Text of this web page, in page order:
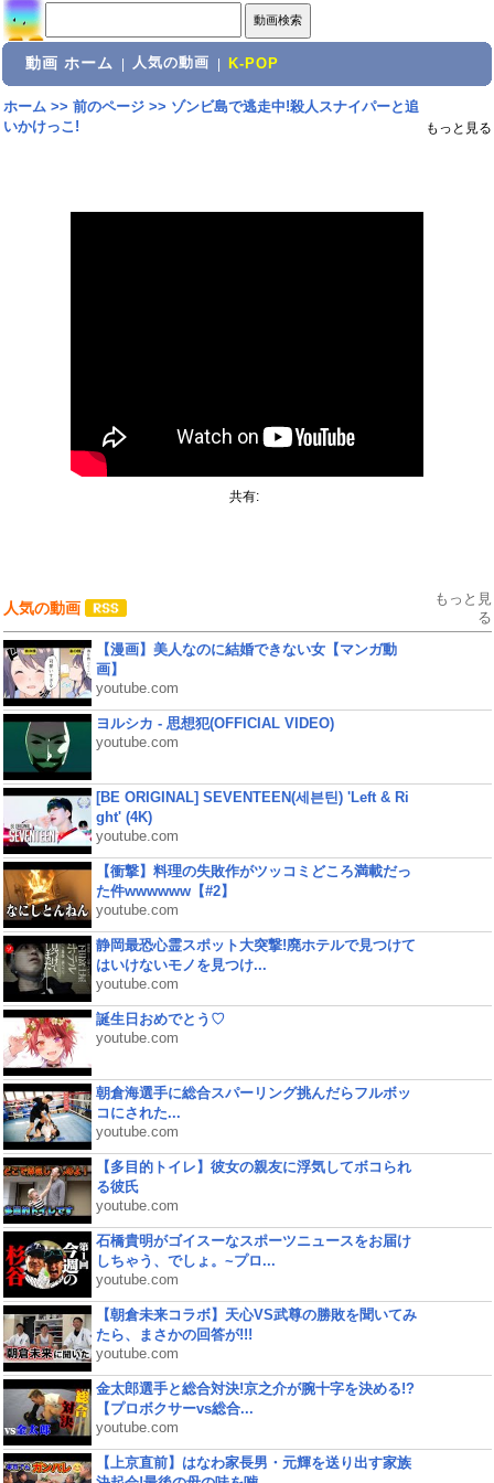
動画 ホーム 人気の動画 K-POP
ホーム>> 前のページ>> ゾンビ島で逃走中!殺人スナイパーと追
いかけっこ!
もっと見る
共有:
人気の動画
もっと見
る
【漫画】美人なのに結婚できない女【マンガ動
画】
youtube.com
ヨルシカ - 思想犯(OFFICIAL VIDEO)
youtube.com
[BE ORIGINAL] SEVENTEEN(세븐틴) 'Left & Ri
ght' (4K)
youtube.com
【衝撃】料理の失敗作がツッコミどころ満載だっ
た件wwwwww【#2】
youtube.com
静岡最恐心霊スポット大突撃!廃ホテルで見つけて
はいけないモノを見つけ...
youtube.com
誕生日おめでとう♡
youtube.com
朝倉海選手に総合スパーリング挑んだらフルボッ
コにされた...
youtube.com
【多目的トイレ】彼女の親友に浮気してボコられ
る彼氏
youtube.com
石橋貴明がゴイスーなスポーツニュースをお届け
しちゃう、でしょ。~プロ...
youtube.com
【朝倉未来コラボ】天心VS武尊の勝敗を聞いてみ
たら、まさかの回答が!!!
youtube.com
金太郎選手と総合対決!京之介が腕十字を決める!?
【プロボクサーvs総合...
youtube.com
【上京直前】はなわ家長男・元輝を送り出す家族